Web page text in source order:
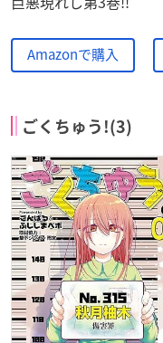
Amazonで購入
ごくちゅう!(3)